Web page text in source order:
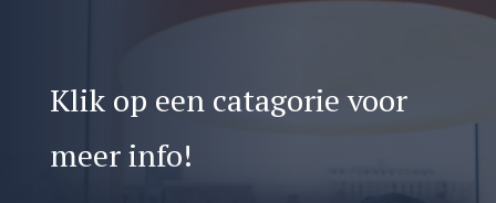
Klik op een catagorie voor
meer info!